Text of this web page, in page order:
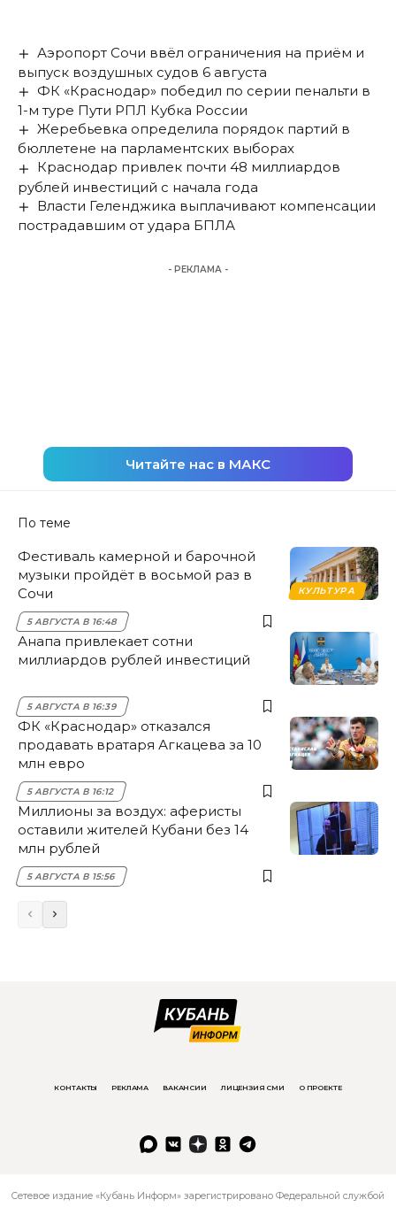
Аэропорт Сочи ввёл ограничения на приём и
выпуск воздушных судов 6 августа
ФК «Краснодар» победил по серии пенальти в
1-м туре Пути РПЛ Кубка России
Жеребьевка определила порядок партий в
бюллетене на парламентских выборах
Краснодар привлек почти 48 миллиардов
рублей инвестиций с начала года
Власти Геленджика выплачивают компенсации
пострадавшим от удара БПЛА
- РЕКЛАМА -
Читайте нас в МАКС
По теме
КУЛЬТУРА
Фестиваль камерной и барочной
музыки пройдёт в восьмой раз в
Сочи
5 АВГУСТА В 16:48
Анапа привлекает сотни
миллиардов рублей инвестиций
5 АВГУСТА В 16:39
ФК «Краснодар» отказался
продавать вратаря Агкацева за 10
млн евро
5 АВГУСТА В 16:12
Миллионы за воздух: аферисты
оставили жителей Кубани без 14
млн рублей
5 АВГУСТА В 15:56
КОНТАКТЫ РЕКЛАМА ВАКАНСИИ ЛИЦЕНЗИЯ СМИ О ПРОЕКТЕ
Сетевое издание «Кубань Информ» зарегистрировано Федеральной службой